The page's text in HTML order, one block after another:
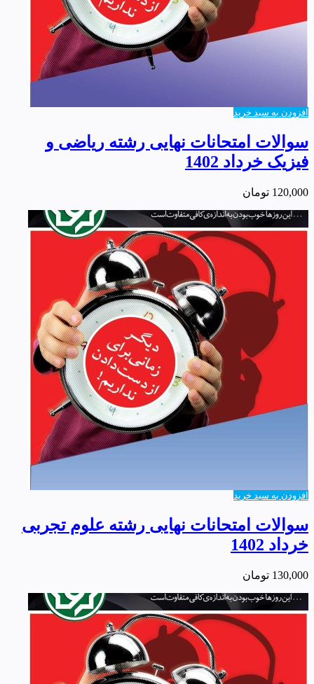
افزودن به سبد خرید
سوالات امتحانات نهایی رشته ریاضی و
فیزیک خرداد 1402
120,000 تومان
افزودن به سبد خرید
سوالات امتحانات نهایی رشته علوم تجربی
خرداد 1402
130,000 تومان